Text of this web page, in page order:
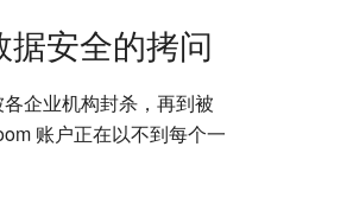
安全的拷问
企业机构封杀，再到被
账户正在以不到每个一